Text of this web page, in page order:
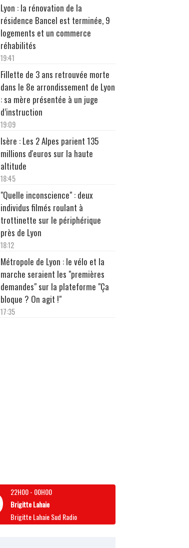
Lyon : la rénovation de la
résidence Bancel est terminée, 9
logements et un commerce
réhabilités
19:41
Fillette de 3 ans retrouvée morte
dans le 8e arrondissement de Lyon
: sa mère présentée à un juge
d’instruction
19:09
Isère : Les 2 Alpes parient 135
millions d'euros sur la haute
altitude
18:45
"Quelle inconscience" : deux
individus filmés roulant à
trottinette sur le périphérique
près de Lyon
18:12
Métropole de Lyon : le vélo et la
marche seraient les "premières
demandes" sur la plateforme "Ça
bloque ? On agit !"
17:35
22H00- 00H00
Brigitte Lahaie
Brigitte Lahaie Sud Radio